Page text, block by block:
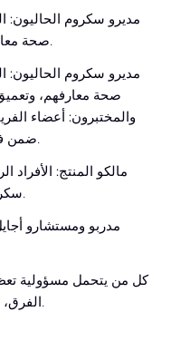
مديرو سكروم الحاليون:
صحة معارفهم، وتعميق فهمهم، وتحسين فعاليتهم.
مديرو سكروم الحاليون:
صحة معارفهم،
والمختبرون: أعضاء
ضمن فريق سكروم وكيفية التعاون بفعالية أكبر.
مالكو المنتج: الأفراد
سكروم وكيف يدعم تعظيم قيمة المنتج.
مدربو ومستشارو
كل من يتحمل مسؤولية
الفرق، ومديرو الأقسام، وقادة المؤسسات.